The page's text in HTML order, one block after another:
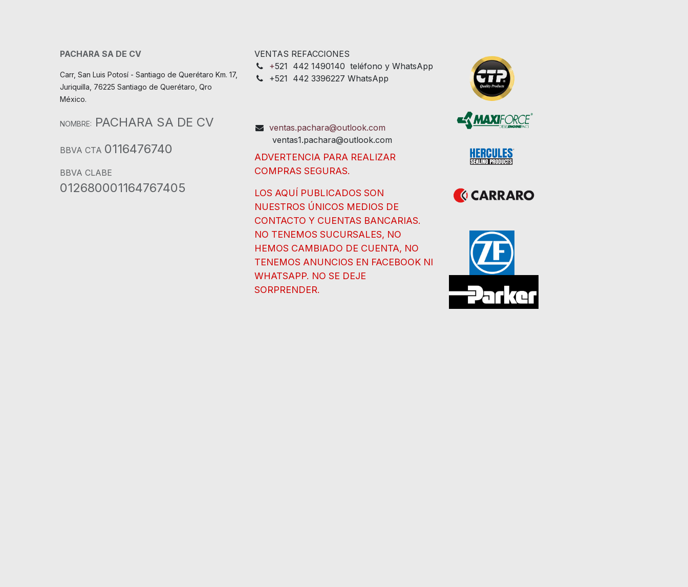
PACHARA SA DE CV
Carr, San Luis Potosí - Santiago de Querétaro Km. 17,
Juriquilla, 76225 Santiago de Querétaro, Qro
México.
NOMBRE: PACHARA SA DE CV
BBVA CTA 0116476740
BBVA CLABE
012680001164767405
VENTAS REFACCIONES
+521 442 1490140 teléfono y WhatsApp
+521 442 3396227 WhatsApp
ventas.pachara@outlook.com
ventas1.pachara@outlook.com
ADVERTENCIA PARA REALIZAR
COMPRAS SEGURAS.
LOS AQUÍ PUBLICADOS SON
NUESTROS ÚNICOS MEDIOS DE
CONTACTO Y CUENTAS BANCARIAS.
NO TENEMOS SUCURSALES, NO
HEMOS CAMBIADO DE CUENTA, NO
TENEMOS ANUNCIOS EN FACEBOOK NI
WHATSAPP. NO SE DEJE
SORPRENDER.